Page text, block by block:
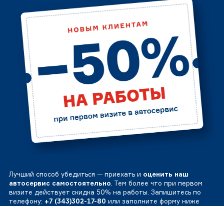
Лучший способ убедиться — приехать и оценить наш
автосервис самостоятельно. Тем более что при первом
визите действует скидка 50% на работы. Запишитесь по
телефону: +7 (343)302-17-80 или заполните форму ниже